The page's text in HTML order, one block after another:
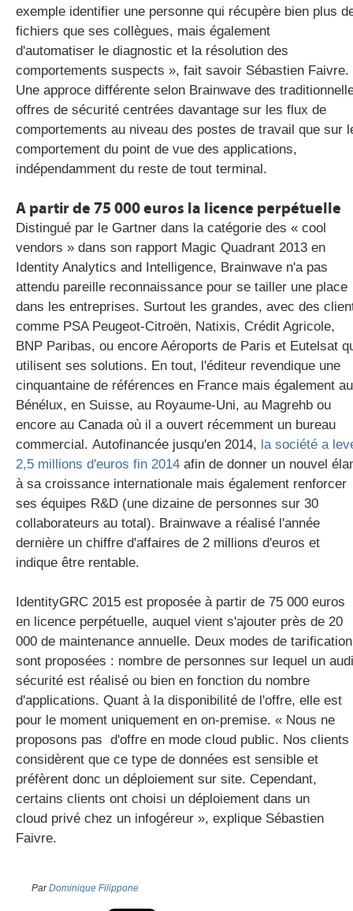
exemple identifier une personne qui récupère bien plus
fichiers que ses collègues, mais également
d'automatiser le diagnostic et la résolution des
comportements suspects », fait savoir Sébastien Faivre.
Une approce différente selon Brainwave des
offres de sécurité centrées davantage sur les flux de
comportements au niveau des postes de travail que sur
comportement du point de vue des applications,
indépendamment du reste de tout terminal.
A partir de 75 000 euros la licence perpétuelle
Distingué par le Gartner dans la catégorie des « cool
vendors » dans son rapport Magic Quadrant 2013 en
Identity Analytics and Intelligence, Brainwave n'a pas
attendu pareille reconnaissance pour se tailler une place
dans les entreprises. Surtout les grandes, avec des
comme PSA Peugeot-Citroën, Natixis, Crédit Agricole,
BNP Paribas, ou encore Aéroports de Paris et Eutelsat
utilisent ses solutions. En tout, l'éditeur revendique une
cinquantaine de références en France mais également au
Bénélux, en Suisse, au Royaume-Uni, au Magrehb ou
encore au Canada où il a ouvert récemment un bureau
commercial. Autofinancée jusqu'en 2014, la société a
2,5 millions d'euros fin 2014 afin de donner un nouvel
à sa croissance internationale mais également renforcer
ses équipes R&D (une dizaine de personnes sur 30
collaborateurs au total). Brainwave a réalisé l'année
dernière un chiffre d'affaires de 2 millions d'euros et
indique être rentable.
IdentityGRC 2015 est proposée à partir de 75 000 euros
en licence perpétuelle, auquel vient s'ajouter près de 20
000 de maintenance annuelle. Deux modes de tarification
sont proposées : nombre de personnes sur lequel un
sécurité est réalisé ou bien en fonction du nombre
d'applications. Quant à la disponibilité de l'offre, elle est
pour le moment uniquement en on-premise. « Nous ne
proposons pas d'offre en mode cloud public. Nos clients
considèrent que ce type de données est sensible et
préfèrent donc un déploiement sur site. Cependant,
certains clients ont choisi un déploiement dans un
cloud privé chez un infogéreur », explique Sébastien
Faivre.
ParDominique Filippone